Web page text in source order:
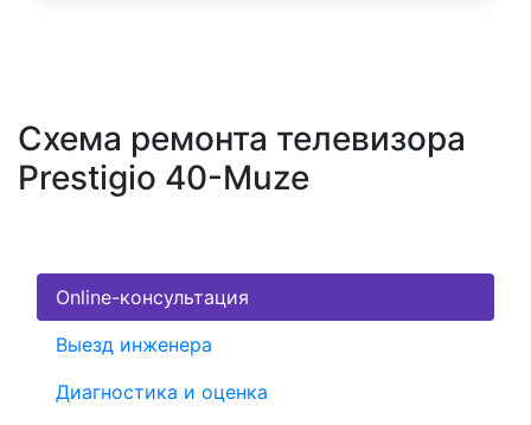
Схема ремонта телевизора
Prestigio 40-Muze
Online-консультация
Выезд инженера
Диагностика и оценка